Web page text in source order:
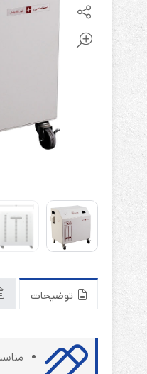
باتری آلکالاین
یونیتکس پاور
توضیحات
مناسب